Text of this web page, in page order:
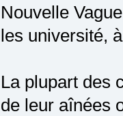
Nouvelle
les université,
La plupart des
de leur aînées